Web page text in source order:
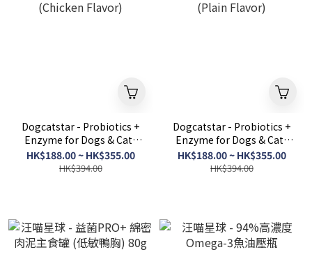
Dogcatstar - Probiotics +
Enzyme for Dogs & Cats
(Chicken Flavor)
HK$188.00 ~ HK$355.00
HK$394.00
Dogcatstar - Probiotics +
Enzyme for Dogs & Cats
(Plain Flavor)
HK$188.00 ~ HK$355.00
HK$394.00